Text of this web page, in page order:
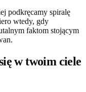
podkręcamy spiralę
wtedy, gdy
faktom stojącym
w twoim ciele